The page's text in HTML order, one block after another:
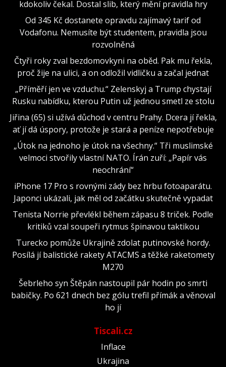
kdokoliv čekal. Dostal slib, který mění pravidla hry
Od 345 Kč dostanete opravdu zajímavý tarif od
Vodafonu. Nemusíte být studentem, pravidla jsou
rozvolněná
Čtyři roky zval bezdomovkyni na oběd. Pak mu řekla,
proč žije na ulici, a on odložil vidličku a začal jednat
„Příměří jen ve vzduchu.“ Zelenskyj a Trump chystají
Rusku nabídku, kterou Putin už jednou smetl ze stolu
Jiřina (65) si užívá důchod v centru Prahy. Dcera jí řekla,
ať jí dá úspory, protože je stará a peníze nepotřebuje
„Útok na jednoho je útok na všechny.“ Tři muslimské
velmoci stvořily vlastní NATO. Írán zuří: „Papír vás
neochrání“
iPhone 17 Pro s rovnými zády bez hrbu fotoaparátu.
Japonci ukázali, jak měl od začátku skutečně vypadat
Tenista Norrie převlékl během zápasu 8 triček. Podle
kritiků vzal soupeři rytmus špinavou taktikou
Turecko pomůže Ukrajině zdolat putinovské hordy.
Posílá jí balistické rakety ATACMS a těžké raketomety
M270
Šebrleho syn Štěpán nastoupil pár hodin po smrti
babičky. Po 621 dnech bez gólu trefil přímák a věnoval
ho jí
Tiscali.cz
Inflace
Ukrajina